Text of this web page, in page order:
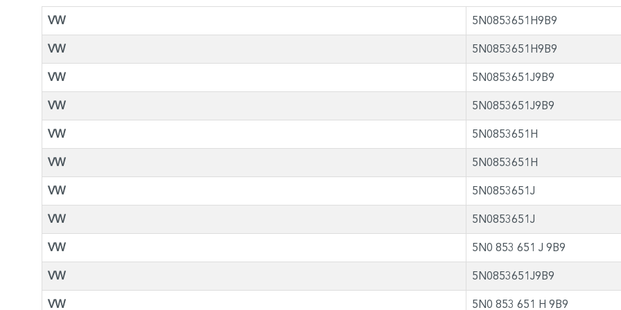
VW 5N0853651H9B9
VW 5N0853651H9B9
VW 5N0853651J9B9
VW 5N0853651J9B9
VW 5N0853651H
VW 5N0853651H
VW 5N0853651J
VW 5N0853651J
VW 5N0 853 651 J 9B9
VW 5N0853651J9B9
VW 5N0 853 651 H 9B9